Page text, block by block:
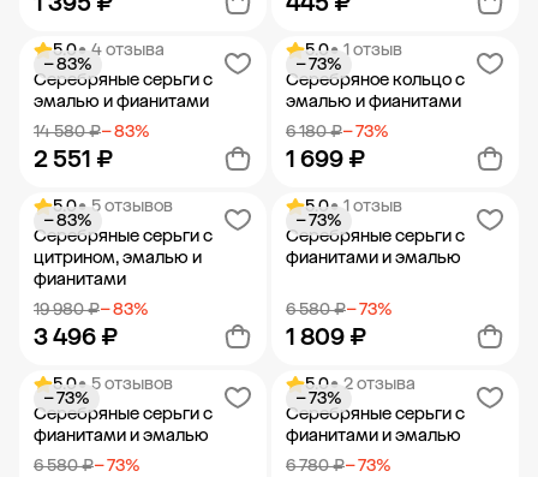
Добавить в корзину Добавить в корзину
5.0• 4 отзыва
Серебряные серьги с
эмалью и фианитами
14 580 ₽− 83%
2 551 ₽
− 83%
Добавить в корзину
5.0• 1 отзыв
Серебряное кольцо с
эмалью и фианитами
6 180 ₽− 73%
1 699 ₽
− 73%
Добавить в корзину
5.0• 5 отзывов
Серебряные серьги с
цитрином, эмалью и
фианитами
19 980 ₽− 83%
3 496 ₽
− 83%
Добавить в корзину
5.0• 1 отзыв
Серебряные серьги с
фианитами и эмалью
6 580 ₽− 73%
1 809 ₽
− 73%
Добавить в корзину
5.0• 5 отзывов
Серебряные серьги с
фианитами и эмалью
6 580 ₽− 73%
− 73%
5.0• 2 отзыва
Серебряные серьги с
фианитами и эмалью
6 780 ₽− 73%
− 73%